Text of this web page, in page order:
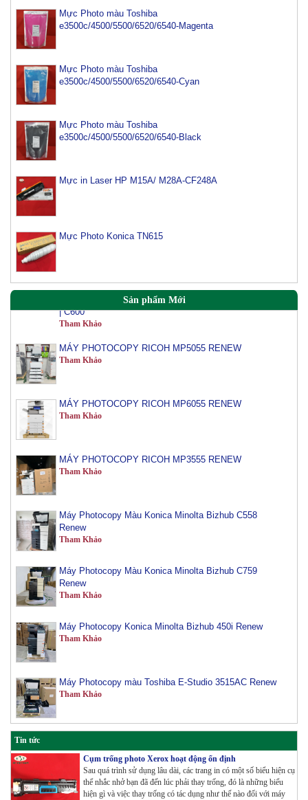
Mực Photo màu Toshiba
e3500c/4500/5500/6520/6540-Magenta
Mực Photo màu Toshiba
e3500c/4500/5500/6520/6540-Cyan
Mực Photo màu Toshiba
e3500c/4500/5500/6520/6540-Black
Mực in Laser HP M15A/ M28A-CF248A
Mực Photo Konica TN615
Sản phẩm Mới
Mực máy photo ricoh MP 2554/ 3054/ 3554/ 3054SP/
Mực Photocopy Ricoh 6210D
MPC5002 | MPC 5502 | SPC430 | C431 | C435 | C440
Tham Khảo
Tham Khảo
Tham Khảo
Tham Khảo
Renew
Tham Khảo
Renew
Tham Khảo
Tham Khảo
Tham Khảo
Máy Photocopy Konica Minolta Bizhub 360i Renew
Máy Photocopy màu Toshiba E-Studio 4515AC Renew
Tham Khảo
Tin tức
Cụm trống photo Xerox hoạt động ổn định
Sau quá trình sử dụng lâu dài, các trang in có một số biểu hiện cụ
thể nhắc nhở bạn đã đến lúc phải thay trống, đó là những biểu
hiện gì và việc thay trống có tác dụng như thế nào đối với máy